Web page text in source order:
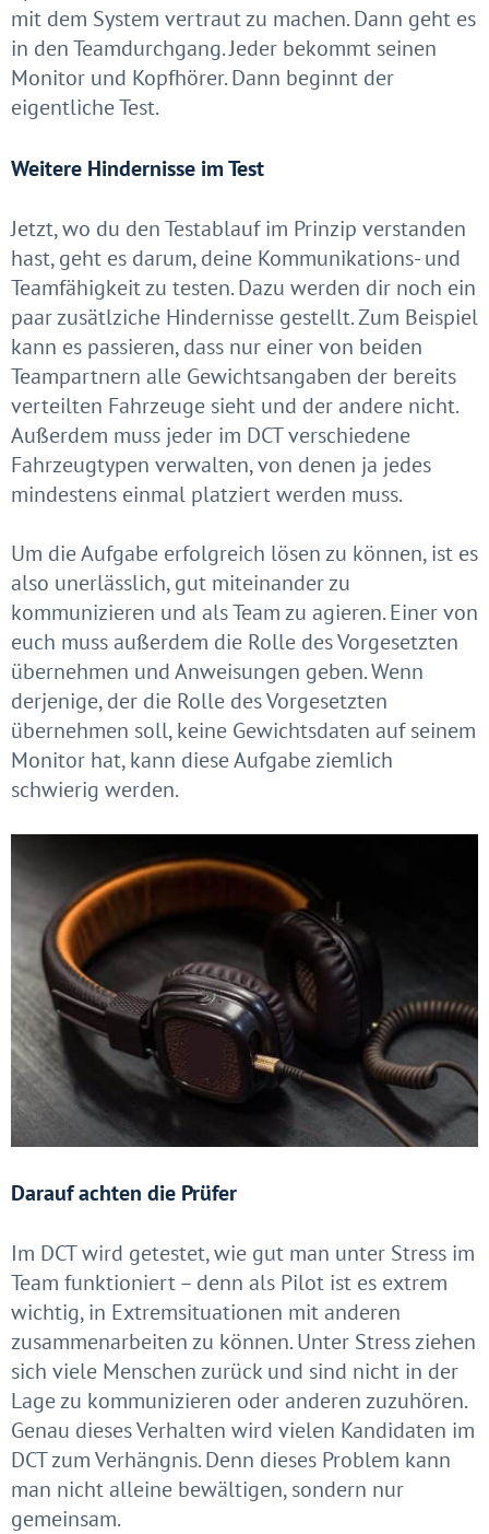
mit dem System vertraut zu machen. Dann geht es
in den Teamdurchgang. Jeder bekommt seinen
Monitor und Kopfhörer. Dann beginnt der
eigentliche Test.
Weitere Hindernisse im Test
Jetzt, wo du den Testablauf im Prinzip verstanden
hast, geht es darum, deine Kommunikations- und
Teamfähigkeit zu testen. Dazu werden dir noch ein
paar zusätlziche Hindernisse gestellt. Zum Beispiel
kann es passieren, dass nur einer von beiden
Teampartnern alle Gewichtsangaben der bereits
verteilten Fahrzeuge sieht und der andere nicht.
Außerdem muss jeder im DCT verschiedene
Fahrzeugtypen verwalten, von denen ja jedes
mindestens einmal platziert werden muss.
Um die Aufgabe erfolgreich lösen zu können, ist es
also unerlässlich, gut miteinander zu
kommunizieren und als Team zu agieren. Einer von
euch muss außerdem die Rolle des Vorgesetzten
übernehmen und Anweisungen geben. Wenn
derjenige, der die Rolle des Vorgesetzten
übernehmen soll, keine Gewichtsdaten auf seinem
Monitor hat, kann diese Aufgabe ziemlich
schwierig werden.
Darauf achten die Prüfer
Im DCT wird getestet, wie gut man unter Stress im
Team funktioniert – denn als Pilot ist es extrem
wichtig, in Extremsituationen mit anderen
zusammenarbeiten zu können. Unter Stress ziehen
sich viele Menschen zurück und sind nicht in der
Lage zu kommunizieren oder anderen zuzuhören.
Genau dieses Verhalten wird vielen Kandidaten im
DCT zum Verhängnis. Denn dieses Problem kann
man nicht alleine bewältigen, sondern nur
gemeinsam.